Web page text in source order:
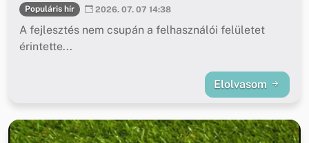
Populáris hír 2026. 07. 07 14:38
A fejlesztés nem csupán a felhasználói felületet
érintette...
Elolvasom